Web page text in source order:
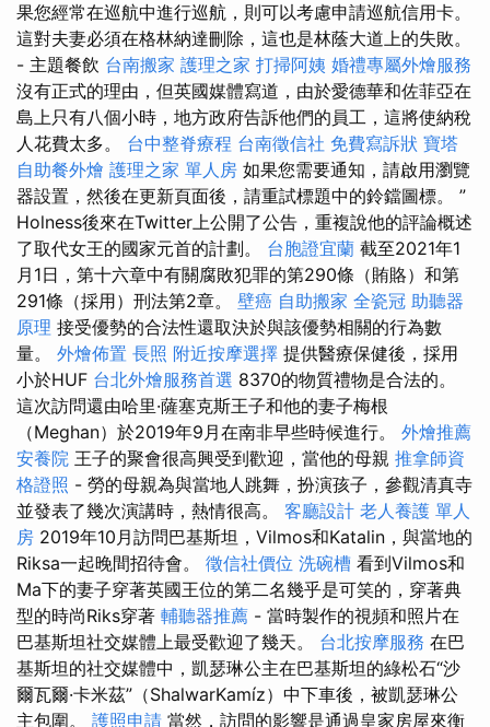
果您經常在巡航中進行巡航，則可以考慮申請巡航信用卡。
這對夫妻必須在格林納達刪除，這也是林蔭大道上的失敗。
- 主題餐飲 台南搬家 護理之家 打掃阿姨 婚禮專屬外燴服務
沒有正式的理由，但英國媒體寫道，由於愛德華和佐菲亞在
島上只有八個小時，地方政府告訴他們的員工，這將使納稅
人花費太多。 台中整脊療程 台南徵信社 免費寫訴狀 寶塔
自助餐外燴 護理之家 單人房 如果您需要通知，請啟用瀏覽
器設置，然後在更新頁面後，請重試標題中的鈴鐺圖標。 ”
Holness後來在Twitter上公開了公告，重複說他的評論概述
了取代女王的國家元首的計劃。 台胞證宜蘭 截至2021年1
月1日，第十六章中有關腐敗犯罪的第290條（賄賂）和第
291條（採用）刑法第2章。 壁癌 自助搬家 全瓷冠 助聽器
原理 接受優勢的合法性還取決於與該優勢相關的行為數
量。 外燴佈置 長照 附近按摩選擇 提供醫療保健後，採用
小於HUF 台北外燴服務首選 8370的物質禮物是合法的。
這次訪問還由哈里·薩塞克斯王子和他的妻子梅根
（Meghan）於2019年9月在南非早些時候進行。 外燴推薦
安養院 王子的聚會很高興受到歡迎，當他的母親 推拿師資
格證照 - 勞的母親為與當地人跳舞，扮演孩子，參觀清真寺
並發表了幾次演講時，熱情很高。 客廳設計 老人養護 單人
房 2019年10月訪問巴基斯坦，Vilmos和Katalin，與當地的
Riksa一起晚間招待會。 徵信社價位 洗碗槽 看到Vilmos和
Ma下的妻子穿著英國王位的第二名幾乎是可笑的，穿著典
型的時尚Riks穿著 輔聽器推薦 - 當時製作的視頻和照片在
巴基斯坦社交媒體上最受歡迎了幾天。 台北按摩服務 在巴
基斯坦的社交媒體中，凱瑟琳公主在巴基斯坦的綠松石“沙
爾瓦爾·卡米茲”（ShalwarKamíz）中下車後，被凱瑟琳公
主包圍。 護照申請 當然，訪問的影響是通過皇家房屋來衡